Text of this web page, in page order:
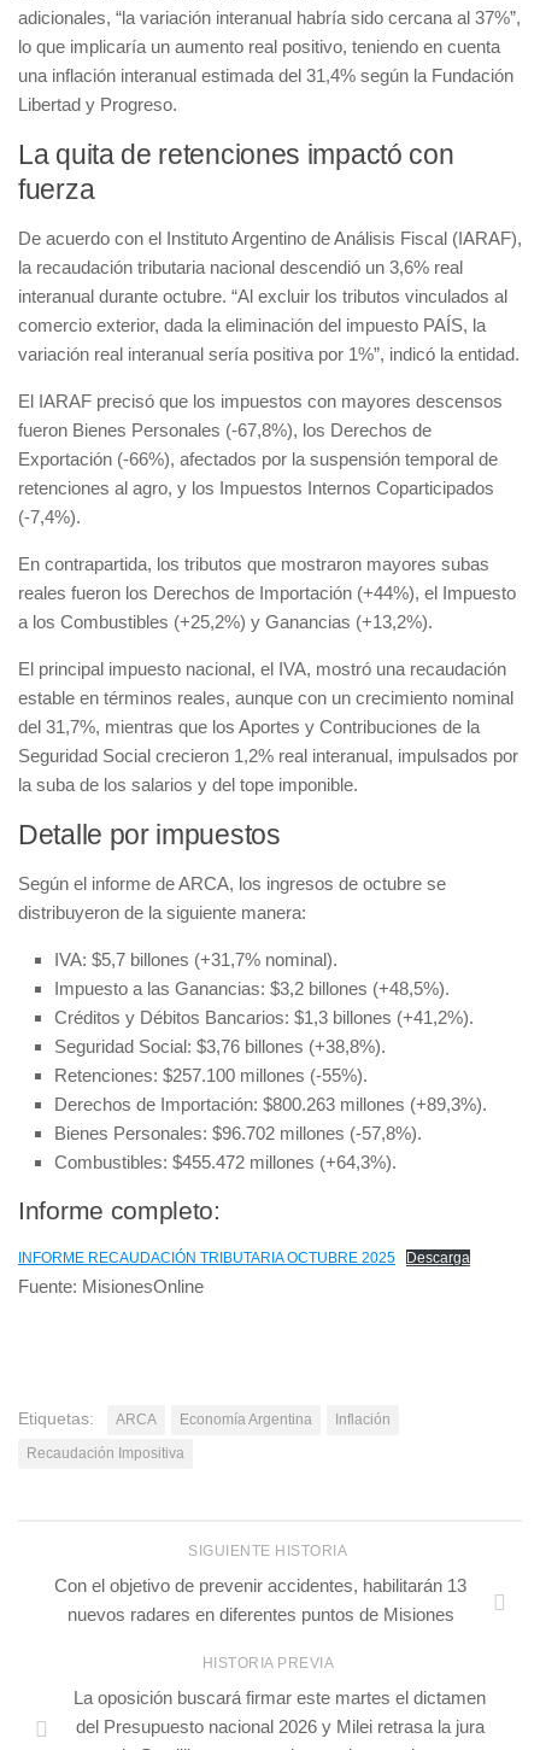
adicionales, “la variación interanual habría sido cercana al 37%”,
lo que implicaría un aumento real positivo, teniendo en cuenta
una inflación interanual estimada del 31,4% según la Fundación
Libertad y Progreso.
La quita de retenciones impactó con
fuerza
De acuerdo con el Instituto Argentino de Análisis Fiscal (IARAF),
la recaudación tributaria nacional descendió un 3,6% real
interanual durante octubre. “Al excluir los tributos vinculados al
comercio exterior, dada la eliminación del impuesto PAÍS, la
variación real interanual sería positiva por 1%”, indicó la entidad.
El IARAF precisó que los impuestos con mayores descensos
fueron Bienes Personales (-67,8%), los Derechos de
Exportación (-66%), afectados por la suspensión temporal de
retenciones al agro, y los Impuestos Internos Coparticipados
(-7,4%).
En contrapartida, los tributos que mostraron mayores subas
reales fueron los Derechos de Importación (+44%), el Impuesto
a los Combustibles (+25,2%) y Ganancias (+13,2%).
El principal impuesto nacional, el IVA, mostró una recaudación
estable en términos reales, aunque con un crecimiento nominal
del 31,7%, mientras que los Aportes y Contribuciones de la
Seguridad Social crecieron 1,2% real interanual, impulsados por
la suba de los salarios y del tope imponible.
Detalle por impuestos
Según el informe de ARCA, los ingresos de octubre se
distribuyeron de la siguiente manera:
IVA: $5,7 billones (+31,7% nominal).
Impuesto a las Ganancias: $3,2 billones (+48,5%).
Créditos y Débitos Bancarios: $1,3 billones (+41,2%).
Seguridad Social: $3,76 billones (+38,8%).
Retenciones: $257.100 millones (-55%).
Derechos de Importación: $800.263 millones (+89,3%).
Bienes Personales: $96.702 millones (-57,8%).
Combustibles: $455.472 millones (+64,3%).
Informe completo:
INFORME RECAUDACIÓN TRIBUTARIA OCTUBRE 2025 Descarga
Fuente: MisionesOnline
Etiquetas: ARCA Economía Argentina
Inflación
Recaudación Impositiva
SIGUIENTE HISTORIA
Con el objetivo de prevenir accidentes, habilitarán 13
nuevos radares en diferentes puntos de Misiones
HISTORIA PREVIA
La oposición buscará firmar este martes el dictamen
del Presupuesto nacional 2026 y Milei retrasa la jura